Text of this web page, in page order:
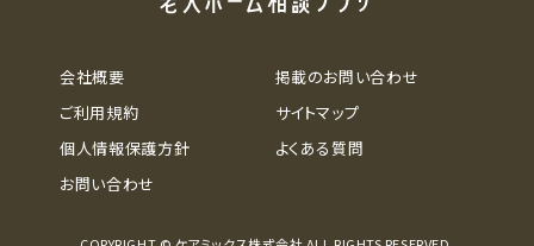
会社概要
ご利用規約
個人情報保護方針
お問い合わせ
掲載のお問い合わせ
サイトマップ
よくある質問